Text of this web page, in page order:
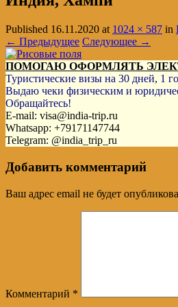
Published 16.11.2020 at 1024 × 587 in
← Предыдущее Следующее →
ПОМОГАЮ ОФОРМЛЯТЬ
Туристические визы на 30 дней, 1
Выдаю чеки физическим и
Обращайтесь!
E-mail: visa@india-trip.ru
Whatsapp: +79171147744
Telegram: @india_trip_ru
Добавить комментарий
Ваш адрес email не будет
Комментарий *